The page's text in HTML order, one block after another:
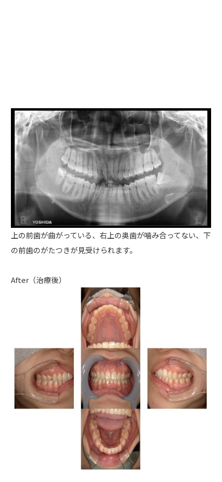
上の前歯が曲がっている、右上の奥歯が噛み合ってない、下
の前歯のがたつきが見受けられます。
After（治療後）